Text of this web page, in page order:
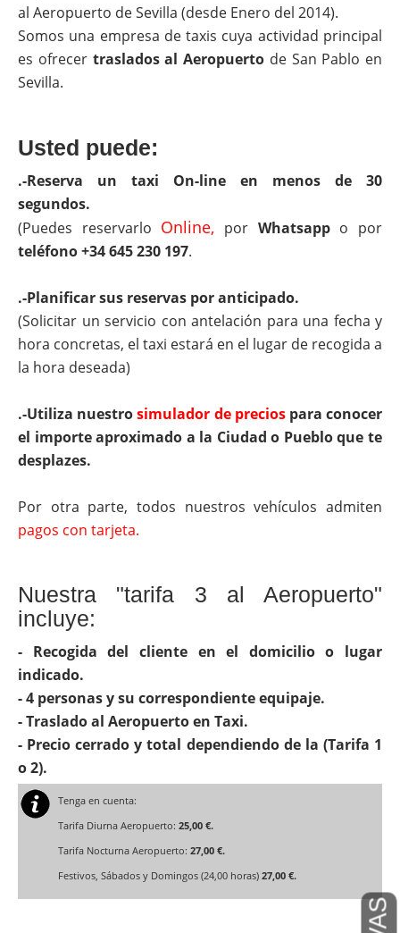
al Aeropuerto de Sevilla (desde Enero del 2014).
Somos una empresa de taxis cuya actividad principal
es ofrecer traslados al Aeropuerto de San Pablo en
Sevilla.
Usted puede:
.-Reserva un taxi On-line en menos de 30
segundos.
(Puedes reservarlo Online, por Whatsappo por
teléfono +34 645 230 197.
.-Planificar sus reservas por anticipado.
(Solicitar un servicio con antelación para una fecha y
hora concretas, el taxi estará en el lugar de recogida a
la hora deseada)
.-Utiliza nuestrosimulador de preciospara conocer
el importe aproximado a la Ciudad o Pueblo que te
desplazes.
Por otra parte, todos nuestros vehículos admiten
pagos con tarjeta.
Nuestra "tarifa 3 al Aeropuerto"
incluye:
- Recogida del cliente en el domicilio o lugar
indicado.
- 4 personas y su correspondiente equipaje.
- Traslado al Aeropuerto en Taxi.
- Precio cerrado y total dependiendo de la (Tarifa 1
o 2).
Tenga en cuenta:
Tarifa Diurna Aeropuerto: 25,00 €.
Tarifa Nocturna Aeropuerto: 27,00 €.
Festivos, Sábados y Domingos (24,00 horas) 27,00 €.